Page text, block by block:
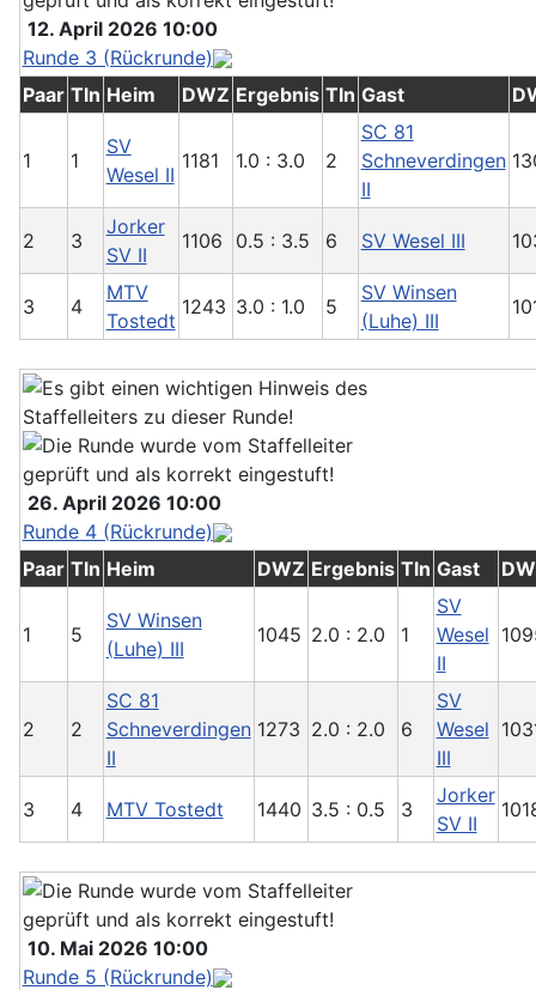
12. April 2026 10:00
Runde 3 (Rückrunde)
Paar Tln Heim DWZ Ergebnis Tln Gast
1 1
SV
Wesel II
1181 1.0 : 3.0 2
SC 81
Schneverdingen
II
2 3
Jorker
SV II
1106 0.5 : 3.5 6 SV Wesel III
3 4
MTV
Tostedt
1243 3.0 : 1.0 5
SV Winsen
(Luhe) III
26. April 2026 10:00
Runde 4 (Rückrunde)
Paar Tln Heim DWZ Ergebnis Tln Gast
1 5
SV Winsen
(Luhe) III
1045 2.0 : 2.0 1
SV
Wesel
II
2 2
SC 81
Schneverdingen
II
1273 2.0 : 2.0 6
SV
Wesel
III
3 4 MTV Tostedt 1440 3.5 : 0.5 3
Jorker
SV II
10. Mai 2026 10:00
Runde 5 (Rückrunde)